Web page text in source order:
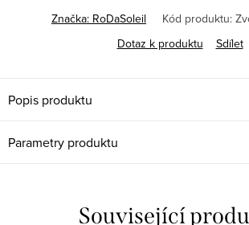
Značka: RoDaSoleil Kód produktu:
Dotaz k produktu
Sdílet
Popis produktu
Parametry produktu
Související